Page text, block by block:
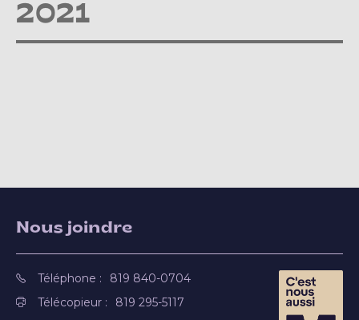
2021
Nous joindre
Téléphone :
819 840-0704
Télécopieur :
819 295-5117